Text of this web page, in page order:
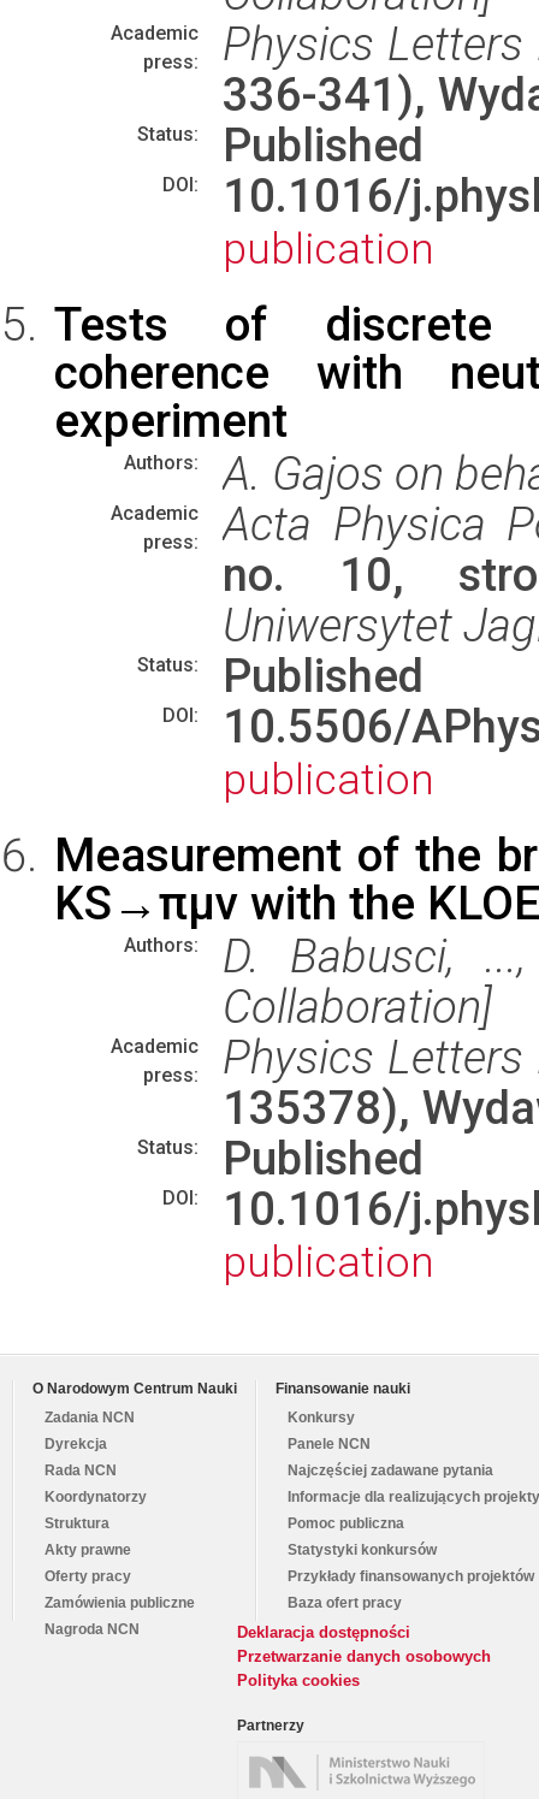
Academic
press:
Physics Letters
336-341),
Status: Published
DOI: 10.1016/
publication
Tests of discrete
coherence with
experiment
Authors: A. Gajos on
Academic
press:
Acta Physica
no. 10,
Uniwersytet
Status: Published
DOI: 10.5506/
publication
Measurement of the
KS→πμν with the
Authors:
D. Babusci,
Collaboration]
Academic
press:
Physics Letters
135378),
Status: Published
DOI: 10.1016/
publication
O Narodowym Centrum Nauki
Zadania NCN
Dyrekcja
Rada NCN
Koordynatorzy
Struktura
Akty prawne
Oferty pracy
Zamówienia publiczne
Nagroda NCN
Finansowanie nauki
Konkursy
Panele NCN
Najczęściej zadawane pytania
Informacje dla realizujących projekty
Pomoc publiczna
Statystyki konkursów
Przykłady finansowanych projektów
Baza ofert pracy
Deklaracja dostępności
Przetwarzanie danych osobowych
Polityka cookies
Partnerzy